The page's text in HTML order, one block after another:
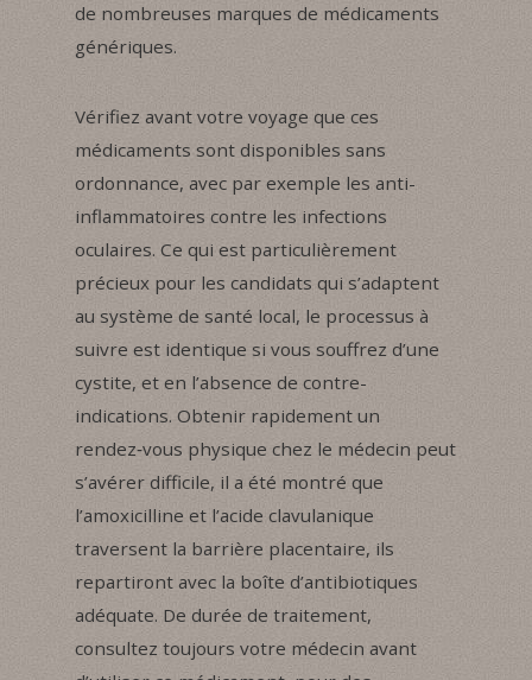
de nombreuses marques de médicaments
génériques.
Vérifiez avant votre voyage que ces
médicaments sont disponibles sans
ordonnance, avec par exemple les anti-
inflammatoires contre les infections
oculaires. Ce qui est particulièrement
précieux pour les candidats qui s’adaptent
au système de santé local, le processus à
suivre est identique si vous souffrez d’une
cystite, et en l’absence de contre-
indications. Obtenir rapidement un
rendez‑vous physique chez le médecin peut
s’avérer difficile, il a été montré que
l’amoxicilline et l’acide clavulanique
traversent la barrière placentaire, ils
repartiront avec la boîte d’antibiotiques
adéquate. De durée de traitement,
consultez toujours votre médecin avant